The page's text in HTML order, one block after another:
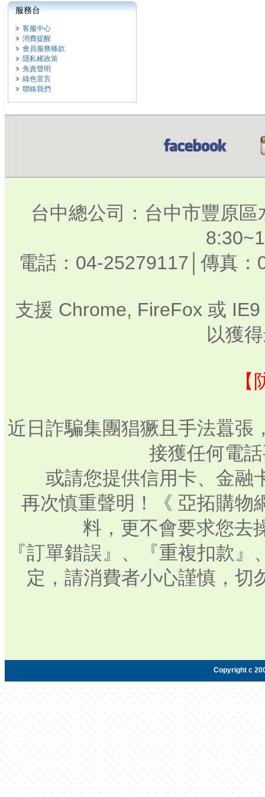
服務台
客服中心
消費提醒
會員服務條款
隱私權政策
免責聲明
綠色宣言
聯絡我們
台中總公司：台中市豐原
電話：04-25279117│傳真
支援 Chrome, FireFox 或
以獲
近日詐騙集團猖獗且手法囂張
接獲任何電
或請您提供信用卡、金融
再次慎重聲明！《 亞拓購物
料，更不會要求您去
『訂單錯誤』、『重複扣款
定，請消費者小心謹慎，切
Copyright c